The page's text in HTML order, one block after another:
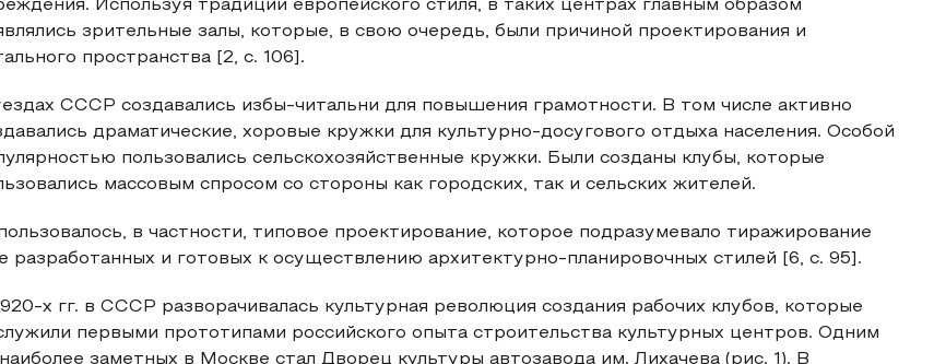
Используя традиции европейского стиля, в таких центрах главным образом
зрительные залы, которые, в свою очередь, были причиной проектирования и
пространства [2, с. 106].
СССР создавались избы-читальни для повышения грамотности. В том числе активно
драматические, хоровые кружки для культурно-досугового отдыха населения. Особой
пользовались сельскохозяйственные кружки. Были созданы клубы, которые
массовым спросом со стороны как городских, так и сельских жителей.
в частности, типовое проектирование, которое подразумевало тиражирование
разработанных и готовых к осуществлению архитектурно-планировочных стилей [6, с. 95].
х гг. в СССР разворачивалась культурная революция создания рабочих клубов, которые
первыми прототипами российского опыта строительства культурных центров. Одним
заметных в Москве стал Дворец культуры автозавода им. Лихачева (рис. 1). В